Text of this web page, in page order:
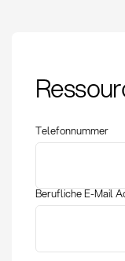
Telefonnummer
Berufliche E-Mail